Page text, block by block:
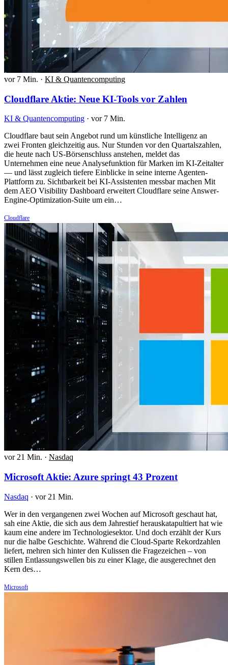
vor 7 Min. · KI & Quantencomputing
Cloudflare Aktie: Neue KI-Tools vor Zahlen
KI & Quantencomputing · vor 7 Min.
Cloudflare baut sein Angebot rund um künstliche Intelligenz an
zwei Fronten gleichzeitig aus. Nur Stunden vor den Quartalszahlen,
die heute nach US-Börsenschluss anstehen, meldet das
Unternehmen eine neue Analysefunktion für Marken im KI-Zeitalter
— und lässt zugleich tiefere Einblicke in seine interne Agenten-
Plattform zu. Sichtbarkeit bei KI-Assistenten messbar machen Mit
dem AEO Visibility Dashboard erweitert Cloudflare seine Answer-
Engine-Optimization-Suite um ein…
Cloudflare
vor 21 Min. · Nasdaq
Microsoft Aktie: Azure springt 43 Prozent
Nasdaq · vor 21 Min.
Wer in den vergangenen zwei Wochen auf Microsoft geschaut hat,
sah eine Aktie, die sich aus dem Jahrestief herauskatapultiert hat wie
kaum eine andere im Technologiesektor. Und doch erzählt der Kurs
nur die halbe Geschichte. Während die Cloud-Sparte Rekordzahlen
liefert, mehren sich hinter den Kulissen die Fragezeichen – von
stillen Entlassungswellen bis zu einer Klage, die ausgerechnet den
Kern des…
Microsoft